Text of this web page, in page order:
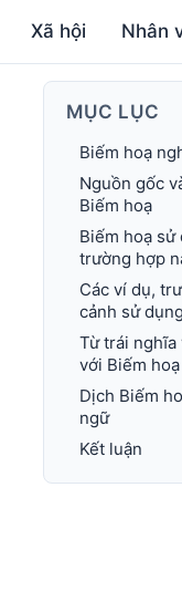
Xã hội Nhân
MỤC LỤC
Biếm hoạ
Nguồn gốc
Biếm hoạ
Biếm hoạ
trường hợp
Các ví dụ,
cảnh sử
Từ trái nghĩa
với Biếm hoạ
Dịch Biếm
ngữ
Kết luận